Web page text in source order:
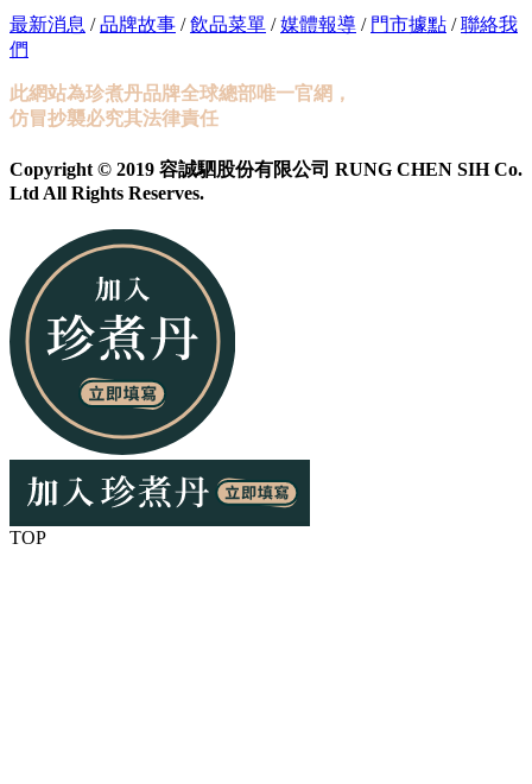
最新消息 /品牌故事 / 飲品菜單 / 媒體報導 / 門市據點 / 聯絡我
們
此網站為珍煮丹品牌全球總部唯一官網，
仿冒抄襲必究其法律責任
Copyright © 2019 容誠駟股份有限公司 RUNG CHEN SIH Co.
Ltd All Rights Reserves.
TOP